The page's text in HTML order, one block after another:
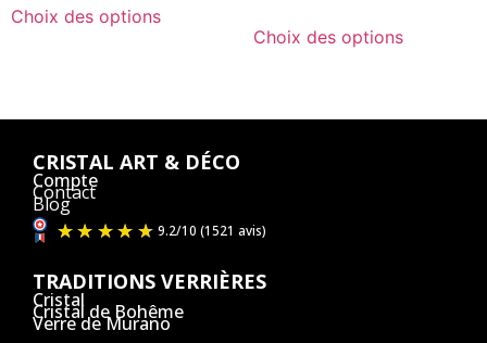
Choix des options
Choix des options
CRISTAL ART & DÉCO
Compte
Contact
Blog
TRADITIONS VERRIÈRES
Cristal
Cristal de Bohême
Verre de Murano